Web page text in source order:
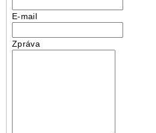
E-mail
Zpráva